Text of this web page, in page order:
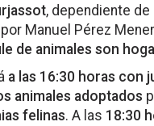
, dependiente
Manuel Pérez
de animales son
a las 16:30 horas con
animales adoptados
felinas. A las 18:30